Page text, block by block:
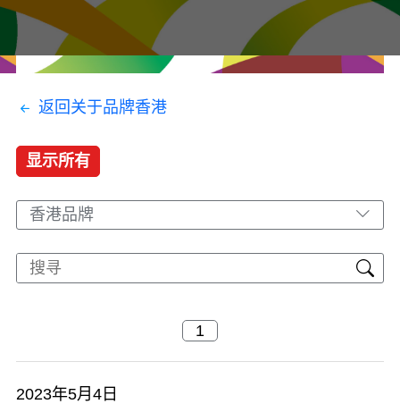
返回关于品牌香港
显示所有
香港品牌
2023年5月4日